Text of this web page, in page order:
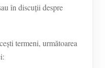
pentru fabrici
în discuții despre
termeni, următoarea